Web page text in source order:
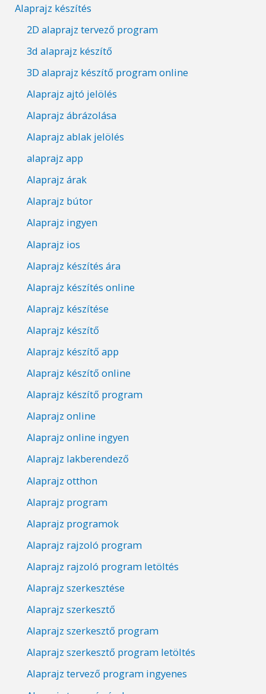
Alaprajz készítés
2D alaprajz tervező program
3d alaprajz készítő
3D alaprajz készítő program online
Alaprajz ajtó jelölés
Alaprajz ábrázolása
Alaprajz ablak jelölés
alaprajz app
Alaprajz árak
Alaprajz bútor
Alaprajz ingyen
Alaprajz ios
Alaprajz készítés ára
Alaprajz készítés online
Alaprajz készítése
Alaprajz készítő
Alaprajz készítő app
Alaprajz készítő online
Alaprajz készítő program
Alaprajz online
Alaprajz online ingyen
Alaprajz lakberendező
Alaprajz otthon
Alaprajz program
Alaprajz programok
Alaprajz rajzoló program
Alaprajz rajzoló program letöltés
Alaprajz szerkesztése
Alaprajz szerkesztő
Alaprajz szerkesztő program
Alaprajz szerkesztő program letöltés
Alaprajz tervező program ingyenes